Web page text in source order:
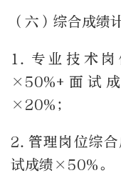
（六）综合成绩
1.专业技术岗
×50%+面试
×20%；
2.管理岗位综
试成绩×50%。